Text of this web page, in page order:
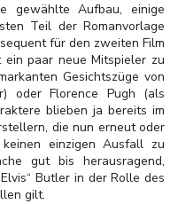
gewählte Aufbau, einige
Teil der Romanvorlage
für den zweiten Film
ein paar neue Mitspieler zu
Gesichtszüge von
oder Florence Pugh (als
blieben ja bereits im
die nun erneut oder
einzigen Ausfall zu
gut bis herausragend,
Butler in der Rolle des
gilt.